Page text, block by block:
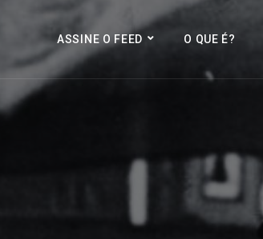
ASSINE O FEED O QUE É?